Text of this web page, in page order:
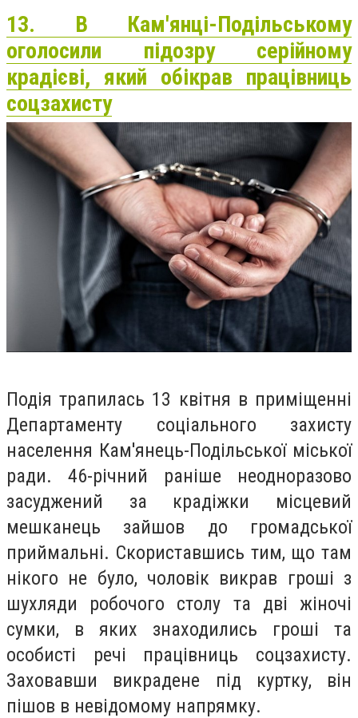
13. В Кам'янці-Подільському
оголосили підозру серійному
крадієві, який обікрав працівниць
соцзахисту
Подія трапилась 13 квітня в приміщенні
Департаменту соціального захисту
населення Кам'янець-Подільської міської
ради. 46-річний раніше неодноразово
засуджений за крадіжки місцевий
мешканець зайшов до громадської
приймальні. Скориставшись тим, що там
нікого не було, чоловік викрав гроші з
шухляди робочого столу та дві жіночі
сумки, в яких знаходились гроші та
особисті речі працівниць соцзахисту.
Заховавши викрадене під куртку, він
пішов в невідомому напрямку.